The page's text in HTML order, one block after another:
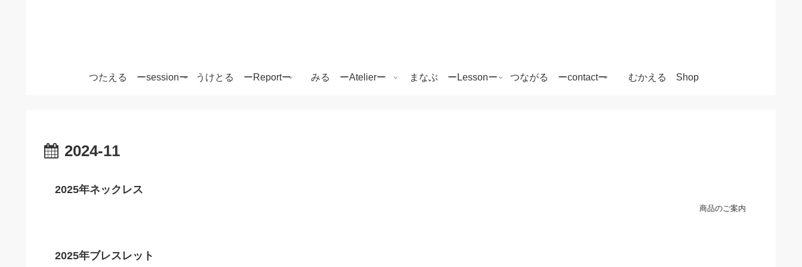
つたえる ーsessionー うけとる ーReportー みる ーAtelierー まなぶ ーLessonー つながる ーcontactー むかえる Shop
2024-11
2025年ネックレス
商品のご案内
2025年ブレスレット